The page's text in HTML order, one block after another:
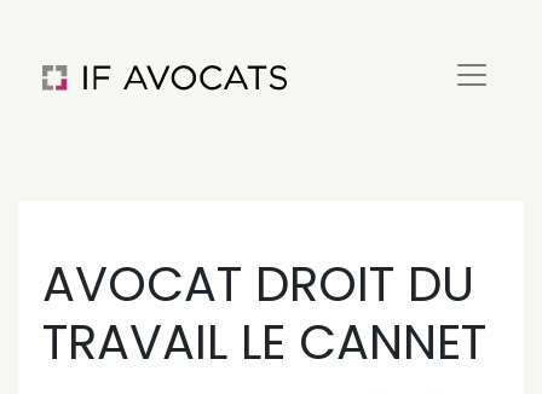
AVOCAT DROIT DU
TRAVAIL LE CANNET